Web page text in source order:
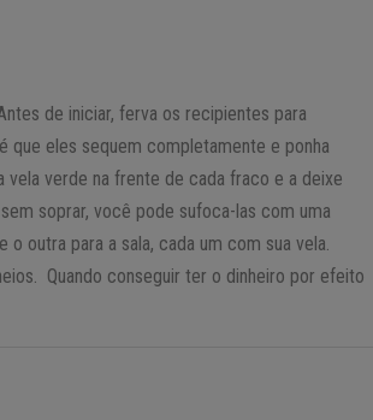
de iniciar, ferva os recipientes para
que eles sequem completamente e ponha
verde na frente de cada fraco e a deixe
soprar, você pode sufoca-las com uma
outra para a sala, cada um com sua vela.
Quando conseguir ter o dinheiro por efeito